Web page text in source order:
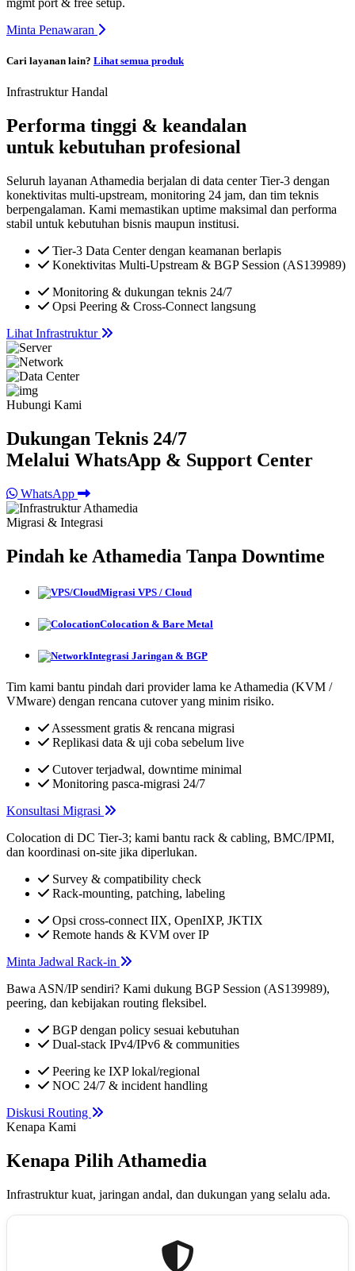
Minta Penawaran
Cari layanan lain? Lihat semua produk
Infrastruktur Handal
Performa tinggi & keandalan
untuk kebutuhan profesional
Seluruh layanan Athamedia berjalan di data center Tier-3 dengan
konektivitas multi-upstream, monitoring 24 jam, dan tim teknis
berpengalaman. Kami memastikan uptime maksimal dan performa
stabil untuk kebutuhan bisnis maupun institusi.
Tier-3 Data Center dengan keamanan berlapis
Konektivitas Multi-Upstream & BGP Session (AS139989)
Monitoring & dukungan teknis 24/7
Opsi Peering & Cross-Connect langsung
Lihat Infrastruktur
Hubungi Kami
Dukungan Teknis 24/7
Melalui WhatsApp & Support Center
WhatsApp
Migrasi & Integrasi
Pindah ke Athamedia Tanpa Downtime
Migrasi VPS / Cloud
Colocation & Bare Metal
Integrasi Jaringan & BGP
Tim kami bantu pindah dari provider lama ke Athamedia (KVM /
VMware) dengan rencana cutover yang minim risiko.
Assessment gratis & rencana migrasi
Replikasi data & uji coba sebelum live
Cutover terjadwal, downtime minimal
Monitoring pasca-migrasi 24/7
Konsultasi Migrasi
Colocation di DC Tier-3; kami bantu rack & cabling, BMC/IPMI,
dan koordinasi on-site jika diperlukan.
Survey & compatibility check
Rack-mounting, patching, labeling
Opsi cross-connect IIX, OpenIXP, JKTIX
Remote hands & KVM over IP
Minta Jadwal Rack-in
Bawa ASN/IP sendiri? Kami dukung BGP Session (AS139989),
peering, dan kebijakan routing fleksibel.
BGP dengan policy sesuai kebutuhan
Dual-stack IPv4/IPv6 & communities
Peering ke IXP lokal/regional
NOC 24/7 & incident handling
Diskusi Routing
Kenapa Kami
Kenapa Pilih Athamedia
Infrastruktur kuat, jaringan andal, dan dukungan yang selalu ada.